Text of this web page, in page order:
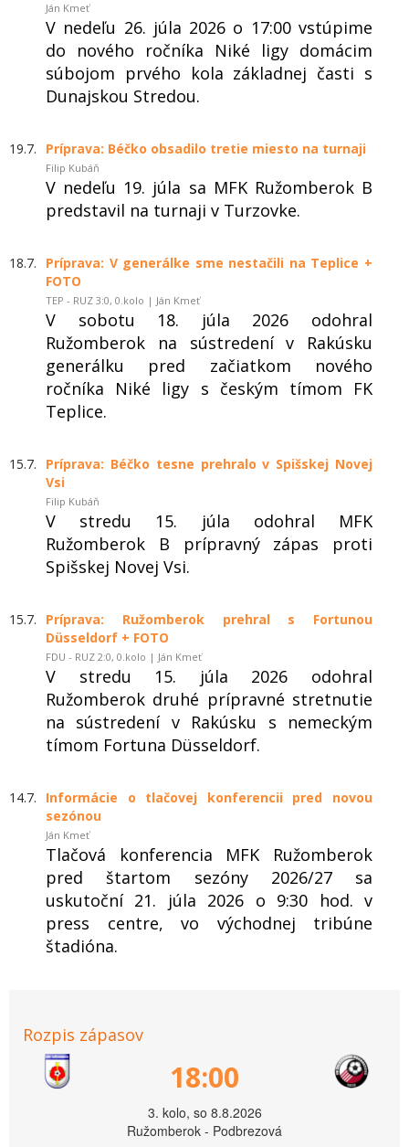
Ján Kmeť
V nedeľu 26. júla 2026 o 17:00 vstúpime
do nového ročníka Niké ligy domácim
súbojom prvého kola základnej časti s
Dunajskou Stredou.
19.7. Príprava: Béčko obsadilo tretie miesto na turnaji
Filip Kubáň
V nedeľu 19. júla sa MFK Ružomberok B
predstavil na turnaji v Turzovke.
18.7.
Príprava: V generálke sme nestačili na Teplice +
FOTO
TEP - RUZ 3:0, 0.kolo | Ján Kmeť
V sobotu 18. júla 2026 odohral
Ružomberok na sústredení v Rakúsku
generálku pred začiatkom nového
ročníka Niké ligy s českým tímom FK
Teplice.
15.7.
Príprava: Béčko tesne prehralo v Spišskej Novej
Vsi
Filip Kubáň
V stredu 15. júla odohral MFK
Ružomberok B prípravný zápas proti
Spišskej Novej Vsi.
15.7.
Príprava: Ružomberok prehral s Fortunou
Düsseldorf + FOTO
FDU - RUZ 2:0, 0.kolo | Ján Kmeť
V stredu 15. júla 2026 odohral
Ružomberok druhé prípravné stretnutie
na sústredení v Rakúsku s nemeckým
tímom Fortuna Düsseldorf.
14.7.
Informácie o tlačovej konferencii pred novou
sezónou
Ján Kmeť
Tlačová konferencia MFK Ružomberok
pred štartom sezóny 2026/27 sa
uskutoční 21. júla 2026 o 9:30 hod. v
press centre, vo východnej tribúne
štadióna.
Rozpis zápasov
18:00
3. kolo, so 8.8.2026
Ružomberok - Podbrezová